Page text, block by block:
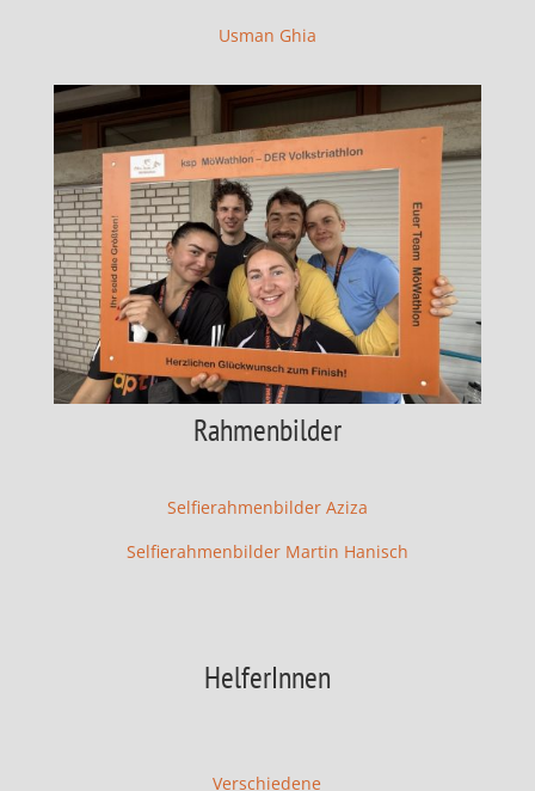
Usman Ghia
Rahmenbilder
Selfierahmenbilder Aziza
Selfierahmenbilder Martin Hanisch
HelferInnen
Verschiedene